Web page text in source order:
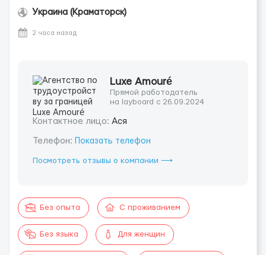
Украина (Краматорск)
2 часа назад
Luxe Amouré
Прямой работодатель
на layboard с 26.09.2024
Контактное лицо: Ася
Телефон: Показать телефон
Посмотреть отзывы о компании ⟶
Без опыта С проживанием
Без языка Для женщин